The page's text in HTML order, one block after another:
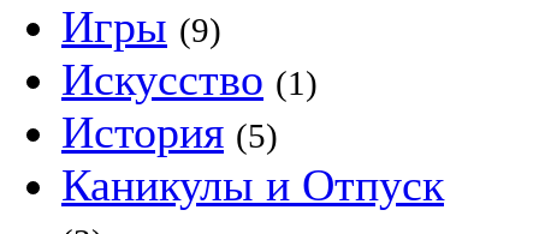
Игры (9)
Искусство (1)
История (5)
Каникулы и Отпуск